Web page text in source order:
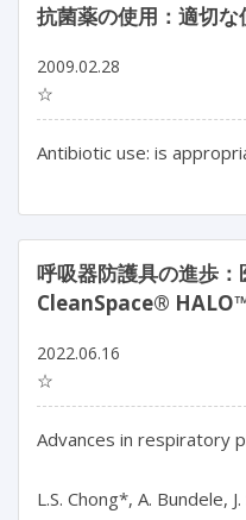
抗菌薬の使用：適切
2009.02.28
☆
Antibiotic use: is
呼吸器防護具の進歩
CleanSpace®
2022.06.16
☆
Advances in respiratory
L.S. Chong*, A. Bundele,